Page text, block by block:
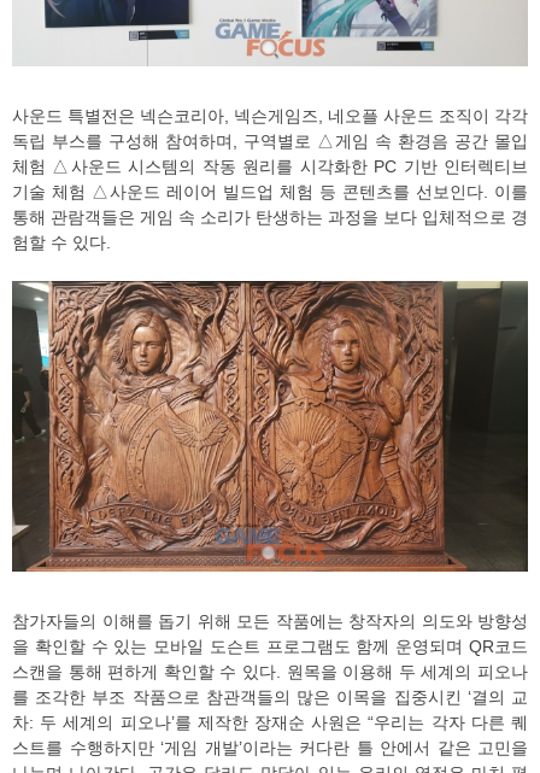
사운드 특별전은 넥슨코리아, 넥슨게임즈, 네오플 사운드 조직이 각각
독립 부스를 구성해 참여하며, 구역별로 △게임 속 환경음 공간 몰입
체험 △사운드 시스템의 작동 원리를 시각화한 PC 기반 인터렉티브
기술 체험 △사운드 레이어 빌드업 체험 등 콘텐츠를 선보인다. 이를
통해 관람객들은 게임 속 소리가 탄생하는 과정을 보다 입체적으로 경
험할 수 있다.
참가자들의 이해를 돕기 위해 모든 작품에는 창작자의 의도와 방향성
을 확인할 수 있는 모바일 도슨트 프로그램도 함께 운영되며 QR코드
스캔을 통해 편하게 확인할 수 있다. 원목을 이용해 두 세계의 피오나
를 조각한 부조 작품으로 참관객들의 많은 이목을 집중시킨 ‘결의 교
차: 두 세계의 피오나’를 제작한 장재순 사원은 “우리는 각자 다른 퀘
스트를 수행하지만 ‘게임 개발’이라는 커다란 틀 안에서 같은 고민을